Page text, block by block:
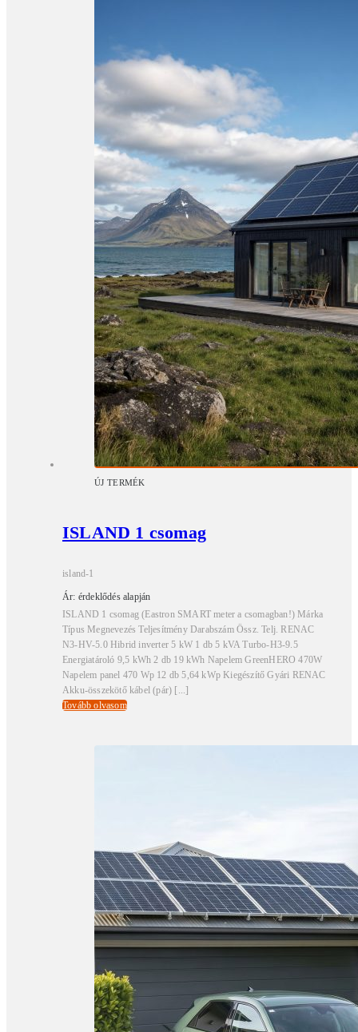
ÚJ TERMÉK
ISLAND 1 csomag
island-1
Ár: érdeklődés alapján
ISLAND 1 csomag (Eastron SMART meter a csomagban!) Márka
Típus Megnevezés Teljesítmény Darabszám Össz. Telj. RENAC
N3-HV-5.0 Hibrid inverter 5 kW 1 db 5 kVA Turbo-H3-9.5
Energiatároló 9,5 kWh 2 db 19 kWh Napelem GreenHERO 470W
Napelem panel 470 Wp 12 db 5,64 kWp Kiegészítő Gyári RENAC
Akku-összekötő kábel (pár) [...]
Tovább olvasom